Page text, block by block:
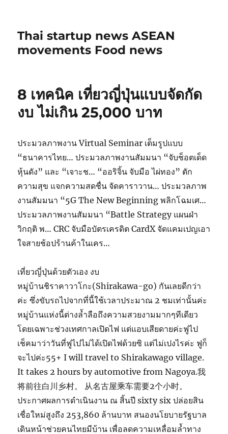
Thai startup news ASEAN
movements Food news
8 เทคนิค เที่ยวญี่ปุ่นแบบจัดกัด
งบ ไม่เกิน 25,000 บาท
ประมวลภาพงาน Virtual Seminar เต็มรูปแบบ
“ธนาคารไทย… ประมวลภาพงานสัมมนา “จับช็อตเด็ด
หุ้นดัง” และ “เจาะช… “ออริจิ้น จับมือ ไผ่ทอง” ตัก
ความสุข แจกความสดชื่น จัดคาราวาน… ประมวลภาพ
งานสัมมนา “5G The New Beginning พลิกโฉมเศ…
ประมวลภาพงานสัมมนา “Battle Strategy แผนฝ่า
วิกฤติ พ… CRC จับมือบัตรเครดิต CardX จัดแคมเปญเอา
ใจสายช้อปร้านค้าในเคร…
เที่ยวญี่ปุ่นด้วยตัวเอง งบ
หมู่บ้านชิราคาวาโกะ(Shirakawa-go) กันเลยดีกว่า
ค่ะ ซึ่งขับรถไปจากที่นี้ใช้เวลาประมาณ 2 ชมเท่านั้นค่ะ
หมู่บ้านแห่งนี้ต่างล้ำลือถึงความสวยงามมากๆทีเดียว
โดยเฉพาะช่วงเทศกาลเปิดไฟ แต่แอบเสียดายค่ะฟูไป
เช็คมาว่าวันที่ฟูไปไม่ได้เปิดไฟด้วยซิ แต่ไม่เปงไรค่ะ ฟูก็
จะไปค่ะ55+ I will travel to Shirakawago village.
It takes 2 hours by automotive from Nagoya.我
将前往白川乡村。 从名古屋乘车需要2个小时。
ประกาศผลการดำเนินงาน ณ สิ้นปี sixty six ปล่อยสิน
เชื่อใหม่สูงถึง 253,860 ล้านบาท สนองนโยบายรัฐบาล
เดินหน้าช่วยคนไทยมีบ้าน เพื่อลดความเหลื่อมล้ำทาง